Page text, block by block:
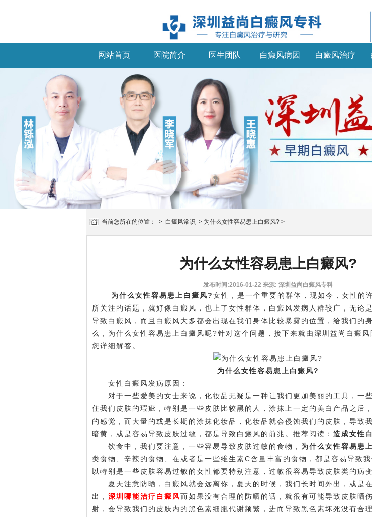
网站首页 医院简介 医生团队 白癜风病因 白癜风治疗
当前您所在的位置： > 白癜风常识 > 为什么女性容易患上白癜风? >
为什么女性容易患上白癜风?
发布时间:2016-01-22 来源: 深圳益尚白癜风专科
为什么女性容易患上白癜风?女性，是一个重要的群体，现如今，女性的
所关注的话题，就好像白癜风，也上了女性群体，白癜风发病人群较广，无论
导致白癜风，而且白癜风大多都会出现在我们身体比较暴露的位置，给我们的
么，为什么女性容易患上白癜风呢?针对这个问题，接下来就由深圳益尚白癜
您详细解答。
为什么女性容易患上白癜风?
女性白癜风发病原因：
对于一些爱美的女士来说，化妆品无疑是一种让我们更加美丽的工具，一
住我们皮肤的瑕疵，特别是一些皮肤比较黑的人，涂抹上一定的美白产品之后
的感觉，而大量的或是长期的涂抹化妆品，化妆品就会侵蚀我们的皮肤，导致
暗黄，或是容易导致皮肤过敏，都是导致白癜风的前兆。推荐阅读： 造成女性
饮食中，我们要注意，一些容易导致皮肤过敏的食物， 为什么女性容易患
类食物、辛辣的食物、在或者是一些维生素C含量丰富的食物，都是容易导致
以特别是一些皮肤容易过敏的女性都要特别注意，过敏很容易导致皮肤类的病
夏天注意防晒，白癜风就会远离你，夏天的时候，我们长时间外出，或是
出， 深圳哪能治疗白癜风而如果没有合理的防晒的话，就很有可能导致皮肤晒
射，会导致我们的皮肤内的黑色素细胞代谢频繁，进而导致黑色素坏死没有合